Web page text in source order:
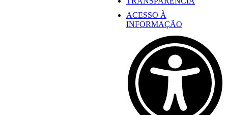
ACESSO À
INFORMAÇÃO